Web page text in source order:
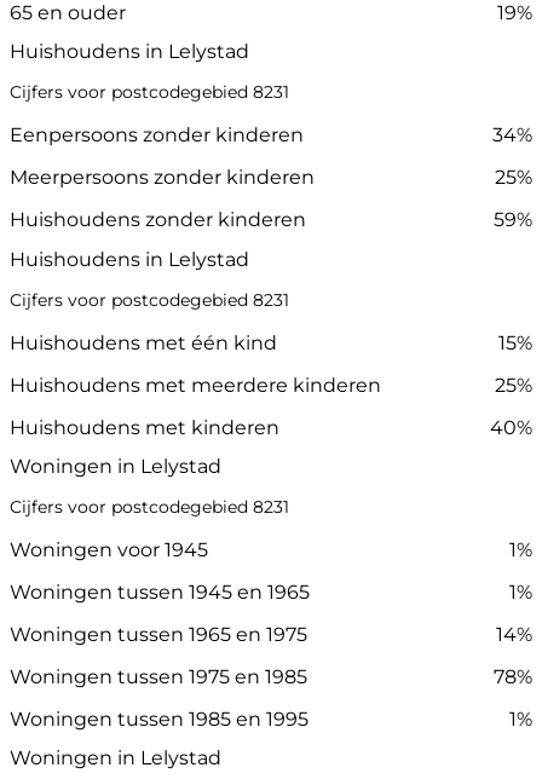
65 en ouder
19%
Huishoudens in Lelystad
Cijfers voor postcodegebied 8231
Eenpersoons zonder kinderen
34%
Meerpersoons zonder kinderen
25%
Huishoudens zonder kinderen
59%
Huishoudens in Lelystad
Cijfers voor postcodegebied 8231
Huishoudens met één kind
15%
Huishoudens met meerdere kinderen
25%
Huishoudens met kinderen
40%
Woningen in Lelystad
Cijfers voor postcodegebied 8231
Woningen voor 1945
1%
Woningen tussen 1945 en 1965
1%
Woningen tussen 1965 en 1975
14%
Woningen tussen 1975 en 1985
78%
Woningen tussen 1985 en 1995
1%
Woningen in Lelystad